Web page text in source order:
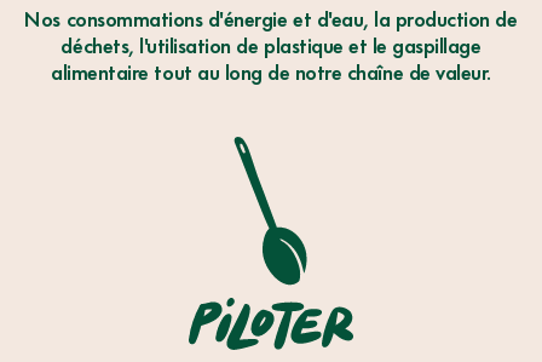
Nos consommations d'énergie et d'eau, la production de
déchets, l'utilisation de plastique et le gaspillage
alimentaire tout au long de notre chaîne de valeur.
PILOTER